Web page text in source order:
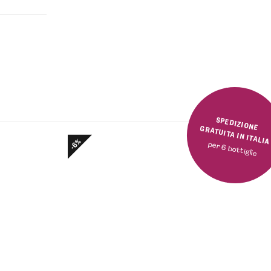
SPEDIZIONE GRATUITA IN ITALIA
per 6 bottiglie
-6%